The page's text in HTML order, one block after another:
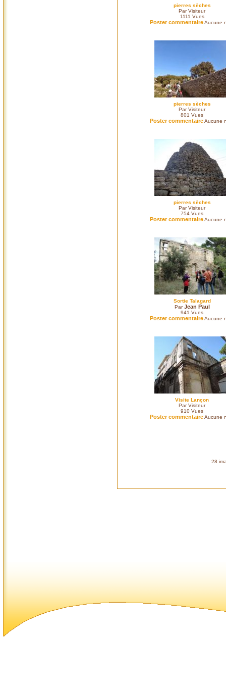
pierres sèches
Par Visiteur
1111 Vues
Poster commentaireAucune
pierres sèches
Par Visiteur
801 Vues
Poster commentaireAucune
pierres sèches
Par Visiteur
754 Vues
Poster commentaireAucune
Sortie Talagard
ParJean Paul
941 Vues
Poster commentaireAucune
Visite Lançon
Par Visiteur
910 Vues
Poster commentaireAucune
28